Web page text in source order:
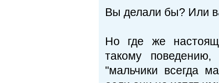
Вы делали бы? Или
Но где же
такому поведению,
"мальчики всегда